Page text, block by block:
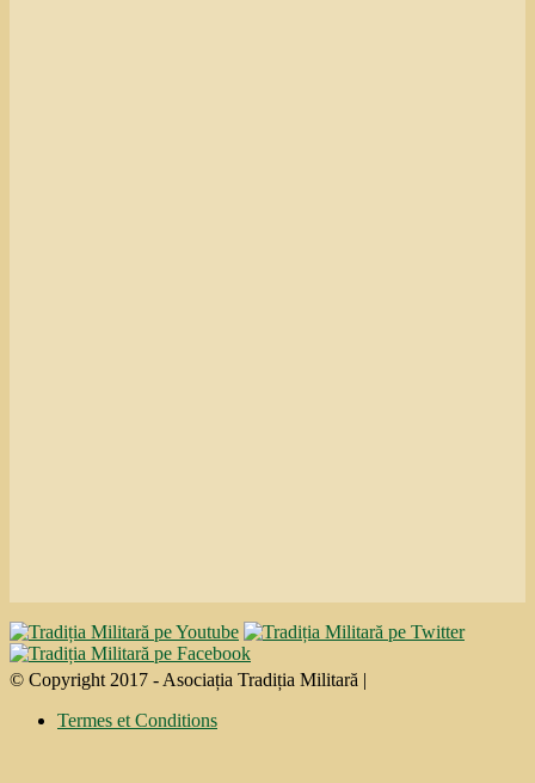
© Copyright 2017 - Asociația Tradiția Militară |
Termes et Conditions